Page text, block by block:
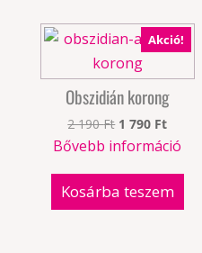
Akció!
Obszidián korong
2 190Ft Original
price
2
190 Ft.
1 790 FtCurrent
price
1
790 Ft.
Bővebb információ
Kosárba teszem